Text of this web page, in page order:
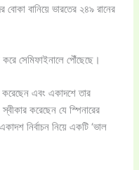
বানিয়ে ভারতের ২৪৯ রানের
করে সেমিফাইনালে পৌঁছেছে।
করেছেন এবং একাদশে তার
করেছেন যে স্পিনারের
নির্বাচন নিয়ে একটি ‘ভাল